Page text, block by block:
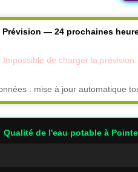
— 24 prochaines
Impossible de charger la
: mise à jour automatique
Qualité de l'eau potable à